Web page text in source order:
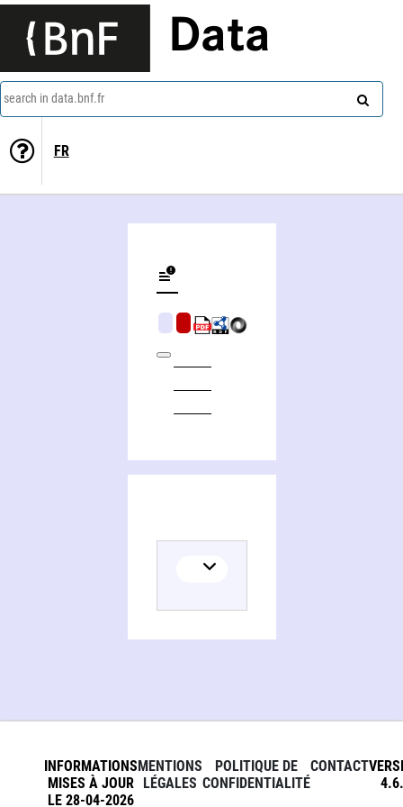
Data
search in data.bnf.fr
FR
INFORMATIONS
MISES À JOUR
LE 28-04-2026
MENTIONS
LÉGALES
POLITIQUE DE
CONFIDENTIALITÉ
CONTACT